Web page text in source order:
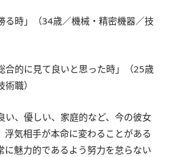
る時」（34歳／機械・精密機器／技
合的に見て良いと思った時」（25歳
職）
い、優しい、家庭的など、今の彼女
浮気相手が本命に変わることがある
に魅力的であるよう努力を怠らない